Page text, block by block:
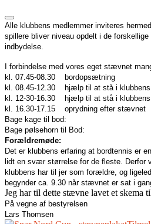
Alle klubbens medlemmer inviteres
spillere bliver niveau opdelt i de
indbydelse.
I forbindelse med vores eget stævnet
kl. 07.45-08.30 bordopsætning
kl. 08.45-12.30 hjælp til at stå i klubbens
kl. 12-30-16.30 hjælp til at stå i klubbens
kl. 16.30-17.15 oprydning efter stævnet
Bage kage til bod:
Bage pølsehorn til Bod:
Forældremøde:
Det er klubbens erfaring at bordtennis er
lidt en svær størrelse for de fleste. Derfor
klubbens har til jer som forældre, og
begynder ca. 9.30 når stævnet er sat i
Jeg har til dette stævne lavet et skema
På vegne af bestyrel sen
Lars Thomsen